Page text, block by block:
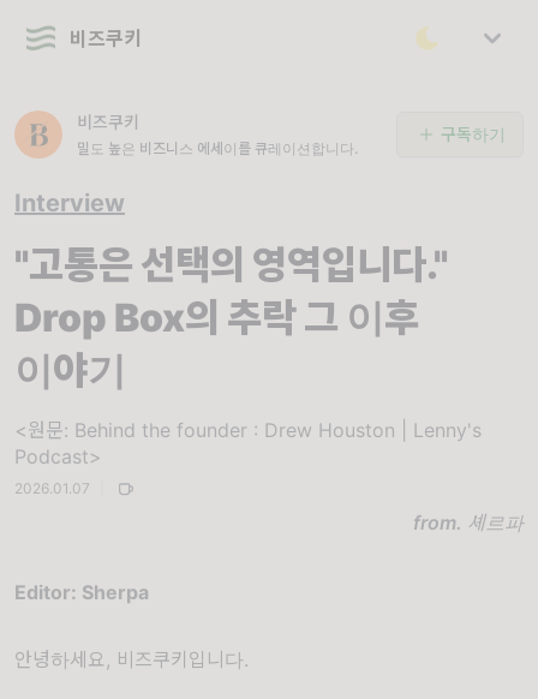
비즈쿠키
비즈쿠키
밀도 높은 비즈니스 에세이를 큐레이션합니다.
구독하기
Interview
"고통은 선택의 영역입니다."
Drop Box의 추락 그 이후
이야기
<원문: Behind the founder : Drew Houston | Lenny's
Podcast>
2026.01.07
from. 셰르파
Editor: Sherpa
안녕하세요, 비즈쿠키입니다.